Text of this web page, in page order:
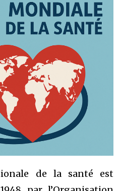
de la santé est